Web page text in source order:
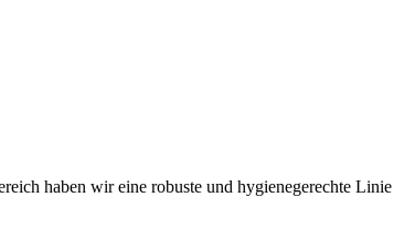
haben wir eine robuste und hygienegerechte Linie